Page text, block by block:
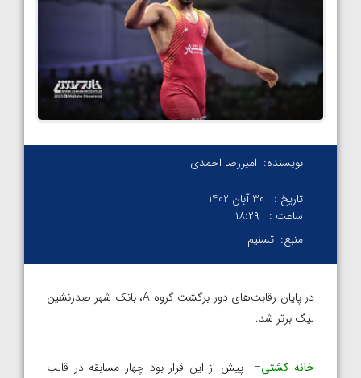
نویسنده: امیررضا احمدی
تاریخ :
30 آبان 1402
ساعت :
۱۸:۲۹
منبع: تسنیم
در پایان رقابت‌های دور برگشت گروه A، بانک شهر صدرنشین
لیگ برتر شد.
خانه کشتی– پیش از این قرار بود چهار مسابقه در قالب